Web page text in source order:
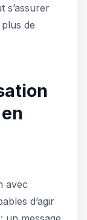
s’assurer
de
avec
d’agir